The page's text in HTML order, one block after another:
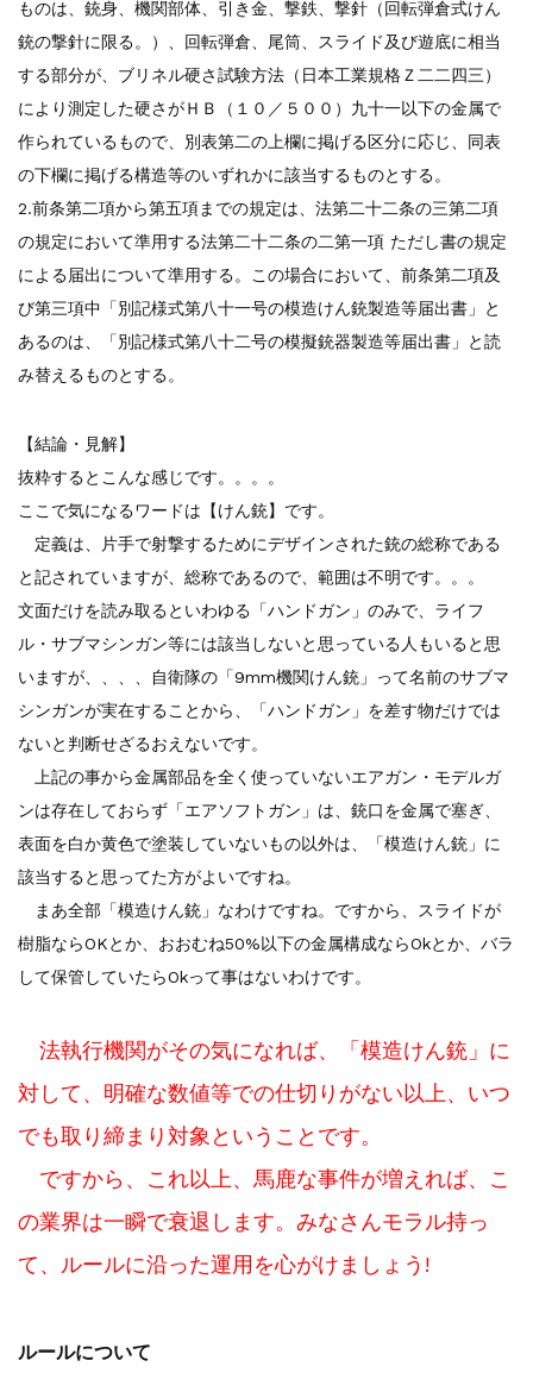
ものは、銃身、機関部体、引き金、撃鉄、撃針（回転弾倉式けん
銃の撃針に限る。）、回転弾倉、尾筒、スライド及び遊底に相当
する部分が、ブリネル硬さ試験方法（日本工業規格Ｚ二二四三）
により測定した硬さがＨＢ（１０／５００）九十一以下の金属で
作られているもので、別表第二の上欄に掲げる区分に応じ、同表
の下欄に掲げる構造等のいずれかに該当するものとする。
2.前条第二項から第五項までの規定は、法第二十二条の三第二項
の規定において準用する法第二十二条の二第一項 ただし書の規定
による届出について準用する。この場合において、前条第二項及
び第三項中「別記様式第八十一号の模造けん銃製造等届出書」と
あるのは、「別記様式第八十二号の模擬銃器製造等届出書」と読
み替えるものとする。
【結論・見解】
抜粋するとこんな感じです。。。。
ここで気になるワードは【けん銃】です。
定義は、片手で射撃するためにデザインされた銃の総称である
と記されていますが、総称であるので、範囲は不明です。。。
文面だけを読み取るといわゆる「ハンドガン」のみで、ライフ
ル・サブマシンガン等には該当しないと思っている人もいると思
いますが、、、、自衛隊の「9mm機関けん銃」って名前のサブマ
シンガンが実在することから、「ハンドガン」を差す物だけでは
ないと判断せざるおえないです。
上記の事から金属部品を全く使っていないエアガン・モデルガ
ンは存在しておらず「エアソフトガン」は、銃口を金属で塞ぎ、
表面を白か黄色で塗装していないもの以外は、「模造けん銃」に
該当すると思ってた方がよいですね。
まあ全部「模造けん銃」なわけですね。ですから、スライドが
樹脂ならOKとか、おおむね50%以下の金属構成ならOkとか、バラ
して保管していたらOkって事はないわけです。
法執行機関がその気になれば、「模造けん銃」に
対して、明確な数値等での仕切りがない以上、いつ
でも取り締まり対象ということです。
ですから、これ以上、馬鹿な事件が増えれば、こ
の業界は一瞬で衰退します。みなさんモラル持っ
て、ルールに沿った運用を心がけましょう!
ルールについて